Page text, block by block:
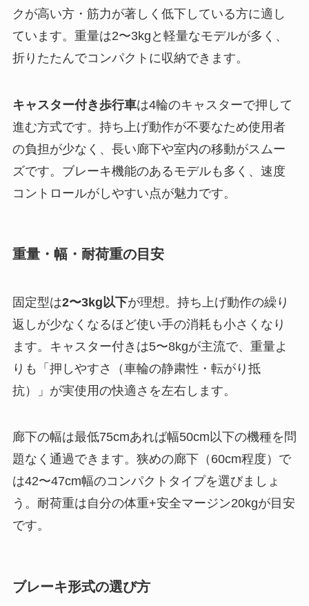
クが高い方・筋力が著しく低下している方に適し
ています。重量は2〜3kgと軽量なモデルが多く、
折りたたんでコンパクトに収納できます。
キャスター付き歩行車は4輪のキャスターで押して
進む方式です。持ち上げ動作が不要なため使用者
の負担が少なく、長い廊下や室内の移動がスムー
ズです。ブレーキ機能のあるモデルも多く、速度
コントロールがしやすい点が魅力です。
重量・幅・耐荷重の目安
固定型は2〜3kg以下が理想。持ち上げ動作の繰り
返しが少なくなるほど使い手の消耗も小さくなり
ます。キャスター付きは5〜8kgが主流で、重量よ
りも「押しやすさ（車輪の静粛性・転がり抵
抗）」が実使用の快適さを左右します。
廊下の幅は最低75cmあれば幅50cm以下の機種を問
題なく通過できます。狭めの廊下（60cm程度）で
は42〜47cm幅のコンパクトタイプを選びましょ
う。耐荷重は自分の体重+安全マージン20kgが目安
です。
ブレーキ形式の選び方